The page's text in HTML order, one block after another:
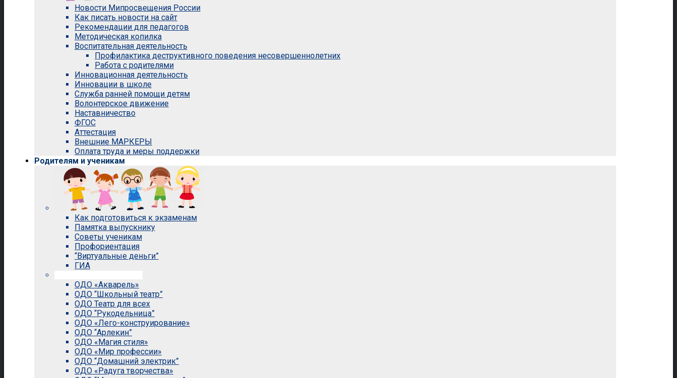
Новости Мипросвещения России
Как писать новости на сайт
Рекомендации для педагогов
Методическая копилка
Воспитательная деятельность
Профилактика деструктивного поведения несовершеннолетних
Работа с родителями
Инновационная деятельность
Инновации в школе
Служба ранней помощи детям
Волонтерское движение
Наставничество
ФГОС
Аттестация
Внешние МАРКЕРЫ
Оплата труда и меры поддержки
Родителям и ученикам
Как подготовиться к экзаменам
Памятка выпускнику
Советы ученикам
Профориентация
“Виртуальные деньги”
ГИА
ОДО «Акварель»
ОДО “Школьный театр”
ОДО Театр для всех
ОДО “Рукодельница”
ОДО «Лего-конструирование»
ОДО “Арлекин”
ОДО «Магия стиля»
ОДО «Мир профессии»
ОДО “Домашний электрик”
ОДО «Радуга творчества»